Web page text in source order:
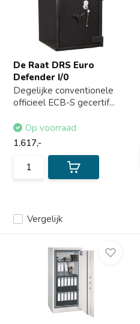
De Raat DRS Euro
Defender I/0
Degelijke conventionele
officieel ECB-S gecertif...
Vergelijk
Op voorraad
1.617,-